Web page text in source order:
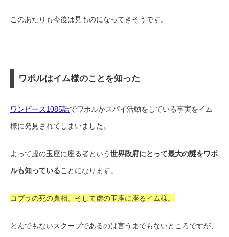
このあたりも今後は見ものになってきそうです。
ワポルはイム様のことを知った
ワンピース1085話でワポルがスパイ活動をしている事実をイム
様に発見されてしまいました。
よって虚の玉座に座る者という世界政府にとって最大の謎をワポ
ルも知っていることになります。
コブラの死の真相、そして虚の玉座に座るイム様。
とんでもないスクープであるのは言うまでもないところですが、